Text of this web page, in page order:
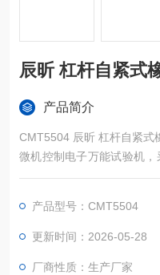
辰昕 杠杆自紧式
产品简介
CMT5504 辰昕 杠杆自紧式
微机控制电子万能试验机，
杆自紧式夹具，是集拉伸
产品型号：CMT5504
更新时间：2026-05-28
厂商性质：生产厂家